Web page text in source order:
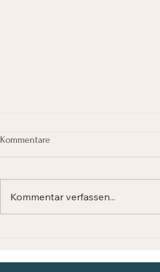
Kommentare
Kommentar verfassen...